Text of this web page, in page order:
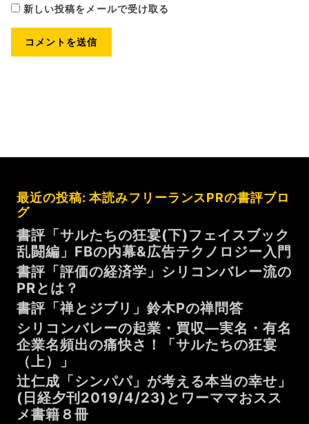
新しい投稿をメールで受け取る
最近の投稿: 本読みフリーランスPRの書評ブロ
グ
書評「サルたちの狂宴(下)フェイスブック
乱闘編」FBの内幕&広告テクノロジー入門
書評「評価の経済学」シリコンバレー流の
PRとは？
書評「禅とジブリ」鈴木Pの禅問答
シリコンバレーの起業・買収—実名・有名
企業名頻出の痛快さ！「サルたちの狂宴
（上）」
辻仁成「シンパパ」が考える本当の幸せ」
(日経夕刊2019/4/23)とワーママおスス
メ書籍８冊